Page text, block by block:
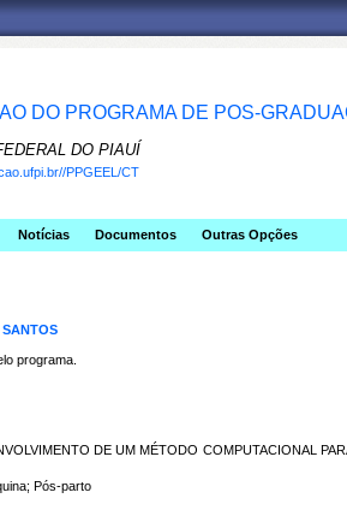
DO PROGRAMA DE POS-
DO PIAUÍ
PPGEEL/CT
Notícias Documentos Outras Opções
programa.
DE UM MÉTODO COMPUTACIONAL
Pós-parto